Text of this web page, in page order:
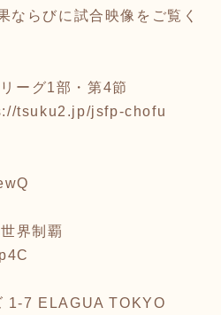
ならびに試合映像をご覧く
ーグ1部・第4節
tsuku2.jp/jsfp-chofu
界制覇
1-7 ELAGUA TOKYO